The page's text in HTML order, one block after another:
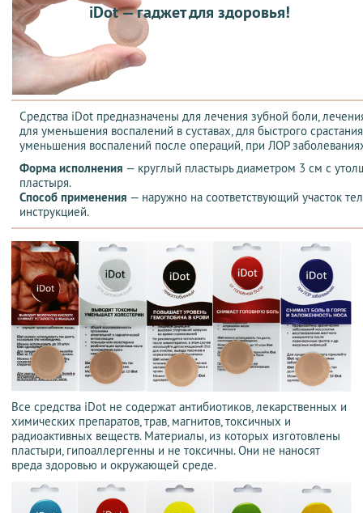
iDot — гаджет для здоровья!
Средства iDot предназначены для лечения зубной боли,
для уменьшения воспалений в суставах, для быстрого
уменьшения воспалений после операций, при ЛОР
Форма исполнения — круглый пластырь диаметром 3 см с
пластыря.
Способ применения — наружно на соответствующий участок
инструкцией.
Все средства iDot не содержат антибиотиков, лекарственных и
химических препаратов, трав, магнитов, токсичных и
радиоактивных веществ. Материалы, из которых изготовлены
пластыри, гипоаллергенны и не токсичны. Они не наносят
вреда здоровью и окружающей среде.